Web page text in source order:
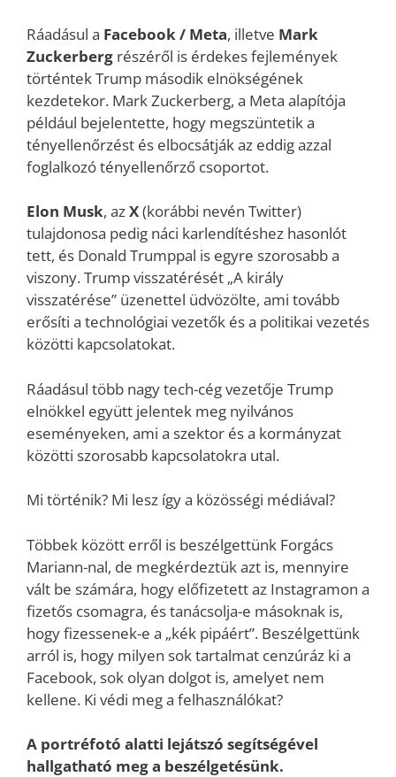
Ráadásul a Facebook / Meta, illetve Mark
Zuckerberg részéről is érdekes fejlemények
történtek Trump második elnökségének
kezdetekor. Mark Zuckerberg, a Meta alapítója
például bejelentette, hogy megszüntetik a
tényellenőrzést és elbocsátják az eddig azzal
foglalkozó tényellenőrző csoportot.
Elon Musk, azX(korábbi nevén Twitter)
tulajdonosa pedig náci karlendítéshez hasonlót
tett, és Donald Trumppal is egyre szorosabb a
viszony. Trump visszatérését „A király
visszatérése” üzenettel üdvözölte, ami tovább
erősíti a technológiai vezetők és a politikai vezetés
közötti kapcsolatokat.
Ráadásul több nagy tech-cég vezetője Trump
elnökkel együtt jelentek meg nyilvános
eseményeken, ami a szektor és a kormányzat
közötti szorosabb kapcsolatokra utal.
Mi történik? Mi lesz így a közösségi médiával?
Többek között erről is beszélgettünk Forgács
Mariann-nal, de megkérdeztük azt is, mennyire
vált be számára, hogy előfizetett az Instagramon a
fizetős csomagra, és tanácsolja-e másoknak is,
hogy fizessenek-e a „kék pipáért”. Beszélgettünk
arról is, hogy milyen sok tartalmat cenzúráz ki a
Facebook, sok olyan dolgot is, amelyet nem
kellene. Ki védi meg a felhasználókat?
A portréfotó alatti lejátszó segítségével
hallgatható meg a beszélgetésünk.